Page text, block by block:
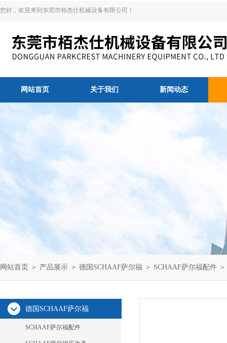
您好，欢迎来到东莞市栢杰仕机械设备有限公司！
网站首页 关于我们 新闻动态
网站首页 ＞ 产品展示 ＞ 德国SCHAAF萨尔福 ＞ SCHAAF萨尔福配件
德国SCHAAF萨尔福
SCHAAF萨尔福配件